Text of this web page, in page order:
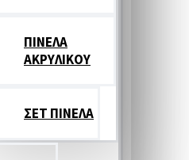
ΠΙΝΕΛΑ
ΑΚΡΥΛΙΚΟΥ
ΣΕΤ ΠΙΝΕΛA